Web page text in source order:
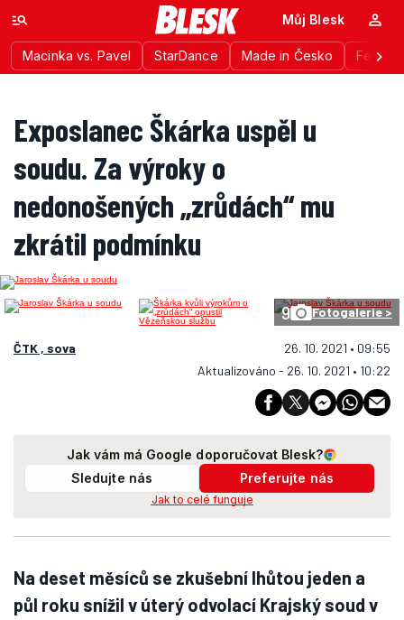
Macinka vs. Pavel StarDance Made in Česko
Můj Blesk
Exposlanec Škárka uspěl u
soudu. Za výroky o
nedonošených „zrůdách“ mu
zkrátil podmínku
9 Fotogalerie >
ČTK , sova
26. 10. 2021 • 09:55
Aktualizováno - 26. 10. 2021 • 10:22
Jak vám má Google doporučovat Blesk?
Sledujte nás
Preferujte nás
Jak to celé funguje
Na deset měsíců se zkušební lhůtou jeden a
půl roku snížil v úterý odvolací Krajský soud v